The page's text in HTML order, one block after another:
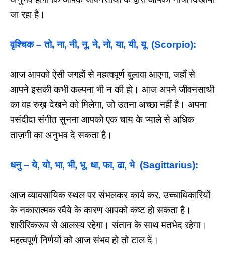
जा रहा है।
वृश्चिक – तो, ना, नी, नू, ने, नो, या, यी, यू (Scorpio):
आज आपको ऐसी जगहों से महत्वपूर्ण बुलावा आएगा, जहाँ से
आपने इसकी कभी कल्पना भी न की हो। आज अपने जीवनसाथी
का वह रुख़ देखने को मिलेगा, जो उतना अच्छा नहीं है। अपना
पसंदीदा संगीत सुनना आपको एक चाय के प्याले से अधिक
ताज़गी का अनुभव दे सकता है।
धनु – ये, यो, भा, भी, भू, धा, फा, ढा, भे (Sagittarius):
आज व्यावसायिक स्थल पर संभलकर कार्य कर. उच्चाधिकारियों
के नकारात्मक रवैये के कारण आपको कष्ट हो सकता है।
शारीरिकरूप से आलस्य रहेगा। संतान के साथ मतभेद रहेगा।
महत्वपूर्ण निर्णयों को आज संभव हो तो टाल दें।